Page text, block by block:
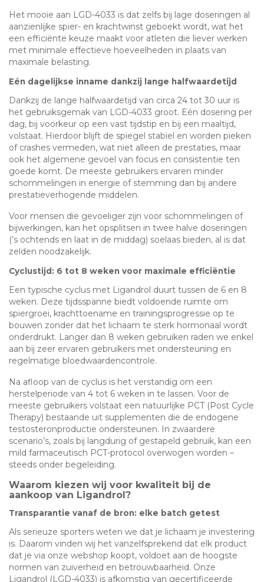
Het mooie aan LGD-4033 is dat zelfs bij lage doseringen al
aanzienlijke spier- en krachtwinst geboekt wordt, wat het
een efficiënte keuze maakt voor atleten die liever werken
met minimale effectieve hoeveelheden in plaats van
maximale belasting.
Eén dagelijkse inname dankzij lange halfwaardetijd
Dankzij de lange halfwaardetijd van circa 24 tot 30 uur is
het gebruiksgemak van LGD-4033 groot. Eén dosering per
dag, bij voorkeur op een vast tijdstip en bij een maaltijd,
volstaat. Hierdoor blijft de spiegel stabiel en worden pieken
of crashes vermeden, wat niet alleen de prestaties, maar
ook het algemene gevoel van focus en consistentie ten
goede komt. De meeste gebruikers ervaren minder
schommelingen in energie of stemming dan bij andere
prestatieverhogende middelen.
Voor mensen die gevoeliger zijn voor schommelingen of
bijwerkingen, kan het opsplitsen in twee halve doseringen
(’s ochtends en laat in de middag) soelaas bieden, al is dat
zelden noodzakelijk.
Cyclustijd: 6 tot 8 weken voor maximale efficiëntie
Een typische cyclus met Ligandrol duurt tussen de 6 en 8
weken. Deze tijdsspanne biedt voldoende ruimte om
spiergroei, krachttoename en trainingsprogressie op te
bouwen zonder dat het lichaam te sterk hormonaal wordt
onderdrukt. Langer dan 8 weken gebruiken raden we enkel
aan bij zeer ervaren gebruikers met ondersteuning en
regelmatige bloedwaardencontrole.
Na afloop van de cyclus is het verstandig om een
herstelperiode van 4 tot 6 weken in te lassen. Voor de
meeste gebruikers volstaat een natuurlijke PCT (Post Cycle
Therapy) bestaande uit supplementen die de endogene
testosteronproductie ondersteunen. In zwaardere
scenario’s, zoals bij langdurig of gestapeld gebruik, kan een
mild farmaceutisch PCT-protocol overwogen worden –
steeds onder begeleiding.
Waarom kiezen wij voor kwaliteit bij de
aankoop van Ligandrol?
Transparantie vanaf de bron: elke batch getest
Als serieuze sporters weten we dat je lichaam je investering
is. Daarom vinden wij het vanzelfsprekend dat elk product
dat je via onze webshop koopt, voldoet aan de hoogste
normen van zuiverheid en betrouwbaarheid. Onze
Ligandrol (LGD-4033) is afkomstig van gecertificeerde